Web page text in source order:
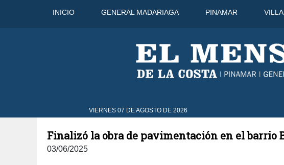
INICIO GENERAL MADARIAGA PINAMAR VILLA
VIERNES 07 DE AGOSTO DE 2026
Finalizó la obra de pavimentación en el barrio
03/06/2025